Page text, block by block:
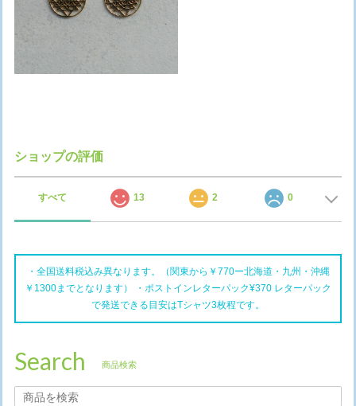
ショップの評価
すべて 13 2 0
・全国送料税込み異なります。（関東から￥770ー北海道・九州・沖縄
￥1300までとなります） ・ポストインレターパック¥370 レターパック
で発送できる目安はTシャツ3枚程です。
Search 商品検索